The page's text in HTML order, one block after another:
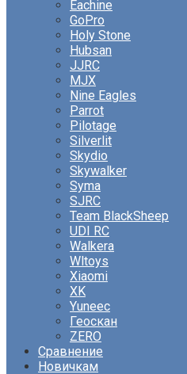
Eachine
GoPro
Holy Stone
Hubsan
JJRC
MJX
Nine Eagles
Parrot
Pilotage
Silverlit
Skydio
Skywalker
Syma
SJRC
Team BlackSheep
UDI RC
Walkera
Wltoys
Xiaomi
XK
Yuneec
Геоскан
ZERO
Сравнение
Новичкам